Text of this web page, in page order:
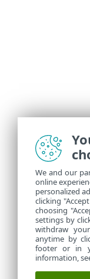
We and our
online
personalized
clicking
choosing
settings by
withdraw
anytime by
footer or in
information,